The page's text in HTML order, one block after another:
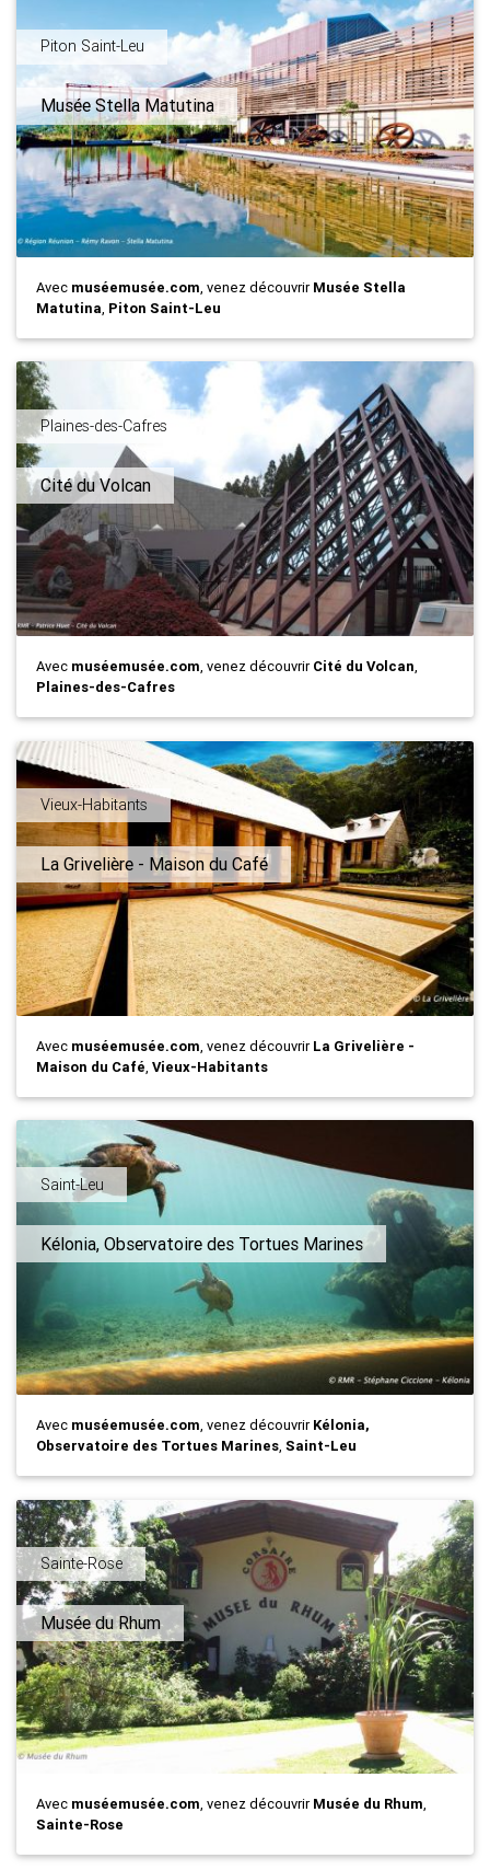
Piton Saint-Leu
Musée Stella Matutina
Avec muséemusée.com, venez découvrirMusée Stella
Matutina, Piton Saint-Leu
Plaines-des-Cafres
Cité du Volcan
Avec muséemusée.com, venez découvrirCité du Volcan,
Plaines-des-Cafres
Vieux-Habitants
La Grivelière - Maison du Café
Avec muséemusée.com, venez découvrirLa Grivelière -
Maison du Café, Vieux-Habitants
Saint-Leu
Kélonia, Observatoire des Tortues Marines
Avec muséemusée.com, venez découvrirKélonia,
Observatoire des Tortues Marines, Saint-Leu
Sainte-Rose
Musée du Rhum
Avec muséemusée.com, venez découvrirMusée du Rhum,
Sainte-Rose